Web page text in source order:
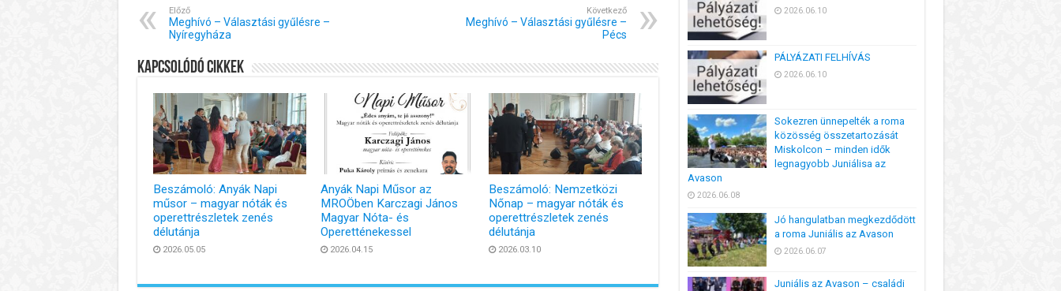
Előző
Meghívó – Választási gyűlésre –
Nyíregyháza
Következő
Meghívó – Választási gyűlésre –
Pécs
Kapcsolódó cikkek
Beszámoló: Anyák Napi
műsor – magyar nóták és
operettrészletek zenés
délutánja
2026.05.05
Anyák Napi Műsor az
MROÖben Karczagi János
Magyar Nóta- és
Operetténekessel
2026.04.15
Beszámoló: Nemzetközi
Nőnap – magyar nóták és
operettrészletek zenés
délutánja
2026.03.10
2026.06.10
PÁLYÁZATI FELHÍVÁS
2026.06.10
Sokezren ünnepelték a roma
közösség összetartozását
Miskolcon – minden idők
legnagyobb Juniálisa az
Avason
2026.06.08
Jó hangulatban megkezdődött
a roma Juniális az Avason
2026.06.07
Juniális az Avason – családi